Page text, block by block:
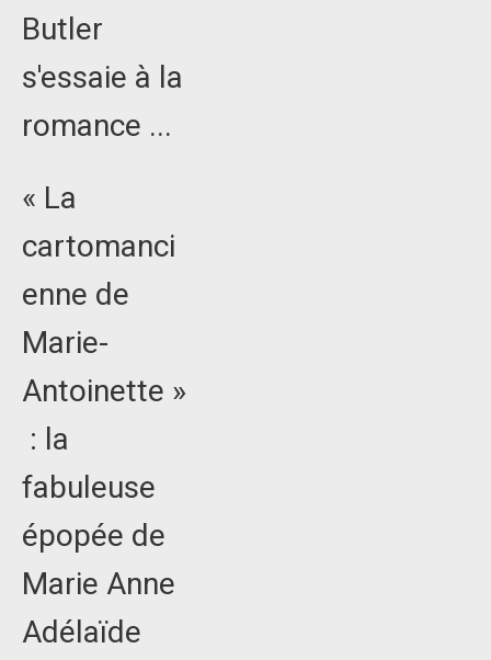
Butler
s'essaie à la
romance ...
« La
cartomanci
enne de
Marie-
Antoinette »
: la
fabuleuse
épopée de
Marie Anne
Adélaïde